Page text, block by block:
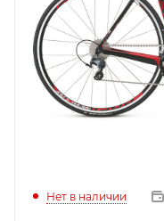
Нет в наличии